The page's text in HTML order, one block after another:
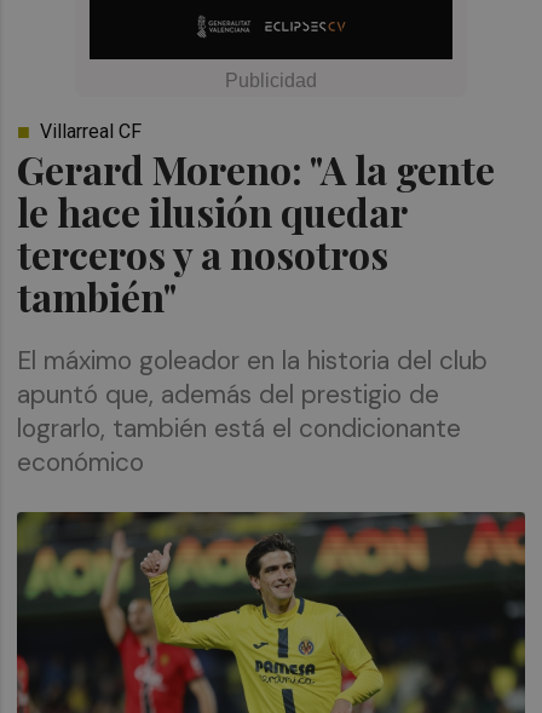
Gerard Moreno: "A la gente
le hace ilusión quedar
terceros y a nosotros
también"
Villarreal CF
El máximo goleador en la historia del club
apuntó que, además del prestigio de
lograrlo, también está el condicionante
económico